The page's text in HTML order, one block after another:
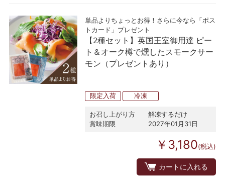
単品よりちょっとお得！さらに今なら「ポス
トカード」プレゼント
【2種セット】英国王室御用達 ピー
ト＆オーク樽で燻したスモークサー
モン（プレゼントあり）
限定入荷 冷凍
お召し上がり方
解凍するだけ
賞味期限
2027年01月31日
￥3,180(税込)
カートに入れる